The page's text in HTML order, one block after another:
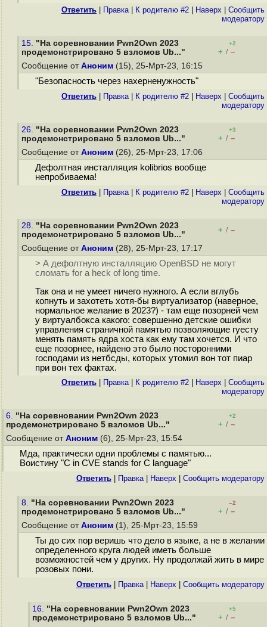
Ответить Правка| К родителю #2 Наверх
Cообщить
модератору
15. "На соревновании Pwn2Own 2023
продемонстрировано 5 взломов Ub..."
+2
+ / –
Сообщение от Аноним (15), 25-Мрт-23, 16:15
"Безопасность через нaхерненужность"
Ответить Правка| К родителю #2 Наверх
Cообщить
модератору
26. "На соревновании Pwn2Own 2023
продемонстрировано 5 взломов Ub..."
+3
+ / –
Сообщение от Аноним (26), 25-Мрт-23, 17:06
Дефолтная инсталляция kolibrios вообще
непробиваема!
Ответить Правка| К родителю #2 Наверх
Cообщить
модератору
28. "На соревновании Pwn2Own 2023
продемонстрировано 5 взломов Ub..."
+ / –
Сообщение от Аноним (28), 25-Мрт-23, 17:17
> А дефолтную инсталляцию OpenBSD не могут
сломать for a heck of long time.
Так она и не умеет ничего нужного. А если вглубь
копнуть и захотеть хотя-бы виртуализатор (наверное,
нормальное желание в 2023?) - там еще позорней чем
у виртуалбокса какого: совершенно детские ошибки
управления страничной памятью позволяющие гуесту
менять память ядра хоста как ему там хочется. И что
еще позорнее, найдено это было посторонними
господами из нетбсды, которых утомил вон тот пиар
при вон тех фактах.
Ответить Правка| К родителю #2 Наверх
Cообщить
модератору
6. "На соревновании Pwn2Own 2023
продемонстрировано 5 взломов Ub..."
+2
+ / –
Сообщение от Аноним (6), 25-Мрт-23, 15:54
Мда, практически одни проблемы с памятью...
Воистину "C in CVE stands for C language"
Ответить Правка| Наверх Cообщить модератору
8. "На соревновании Pwn2Own 2023
продемонстрировано 5 взломов Ub..."
–2
+ / –
Сообщение от Аноним (1), 25-Мрт-23, 15:59
Ты до сих пор веришь что дело в языке, а не в желании
определенного круга людей иметь больше
возможностей чем у других. Ну продолжай жить в мире
розовых пони.
Ответить Правка| Наверх Cообщить модератору
16. "На соревновании Pwn2Own 2023
продемонстрировано 5 взломов Ub..."
+5
+ / –